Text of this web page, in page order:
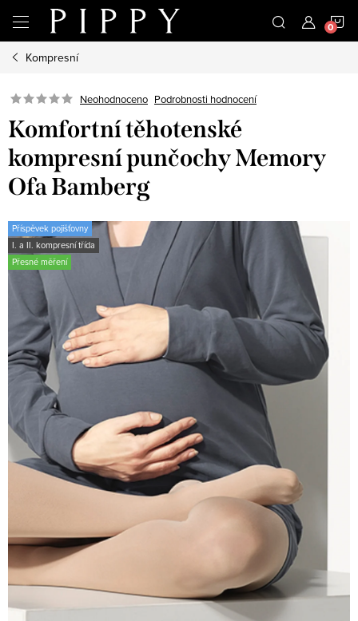
obsah
Kompresní
Neohodnoceno Podrobnosti hodnocení
Komfortní těhotenské
kompresní punčochy Memory
Ofa Bamberg
Příspěvek pojišťovny
I. a II. kompresní třída
Přesné měření